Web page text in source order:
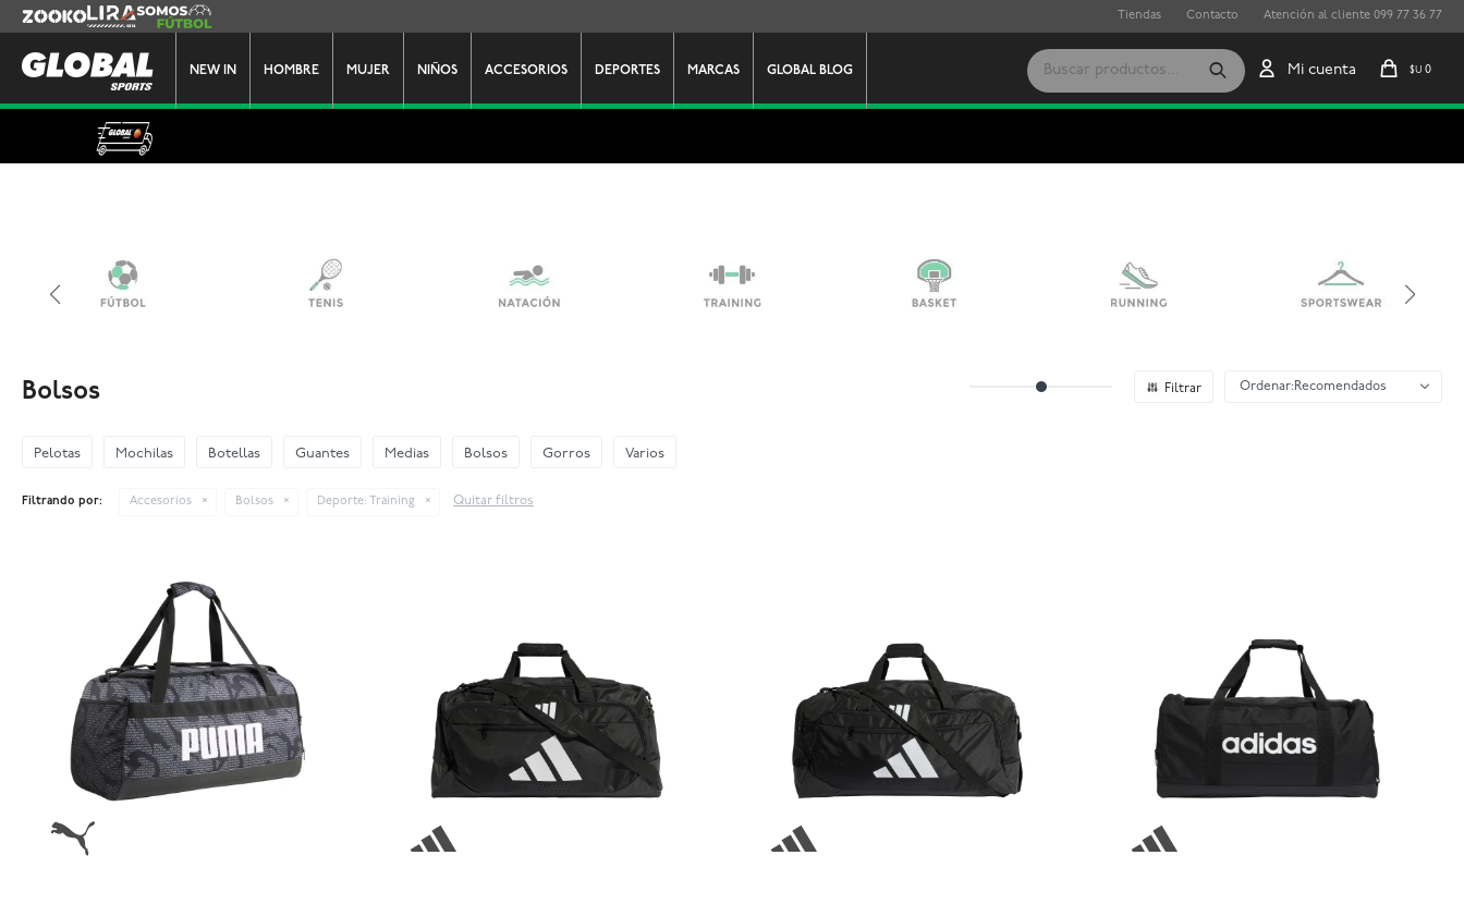
NEW IN HOMBRE MUJER NIÑOS ACCESORIOS DEPORTES MARCAS GLOBAL BLOG $U 0
Zooko Lira Somos Futbol Tiendas Contacto Atención al cliente 099 77 36 77
Bolsos Recomendados
Pelotas Mochilas Botellas Guantes Medias Bolsos Gorros Varios
Filtrando por: Accesorios Bolsos Deporte: Training Quitar filtros